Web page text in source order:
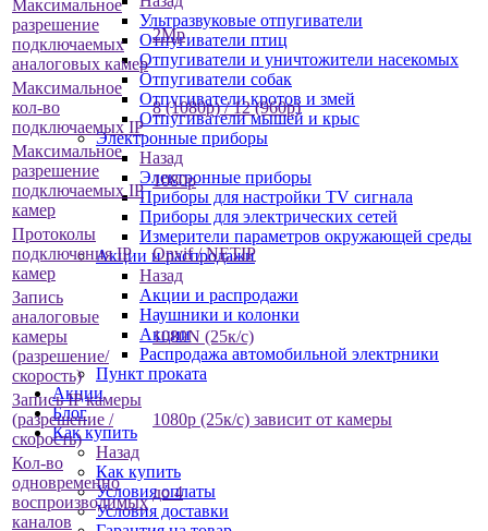
Ультразвуковые отпугиватели
Отпугиватели птиц
Отпугиватели и уничтожители насекомых
Отпугиватели собак
Отпугиватели кротов и змей
Отпугиватели мышей и крыс
Электронные приборы
Назад
Электронные приборы
Приборы для настройки TV сигнала
Приборы для электрических сетей
Измерители параметров окружающей среды
Акции и распродажи
Назад
Акции и распродажи
Наушники и колонки
Акции
Распродажа автомобильной электрники
Пункт проката
Акции
Блог
Как купить
Назад
Как купить
Условия оплаты
Условия доставки
Максимальное
разрешение
подключаемых
аналоговых камер
2Mp
Максимальное
кол-во
подключаемых IP
8 (1080p) / 12 (960p)
Максимальное
разрешение
подключаемых IP
камер
1080p
Протоколы
подключения IP
камер
Onvif / NETIP
Запись
аналоговые
камеры
(разрешение/
скорость)
1080N (25к/с)
Запись IP камеры
(разрешение /
скорость)
1080p (25к/с) зависит от камеры
Кол-во
одновременно
воспроизводимых
каналов
до 4